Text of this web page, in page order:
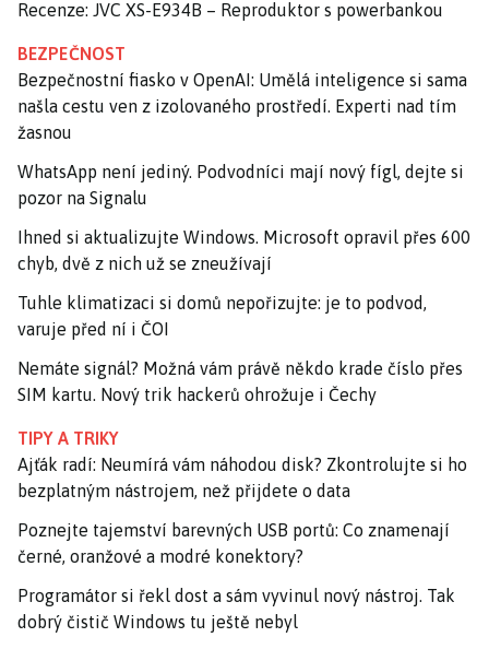
Recenze: JVC XS-E934B – Reproduktor s powerbankou
BEZPEČNOST
Bezpečnostní fiasko v OpenAI: Umělá inteligence si sama
našla cestu ven z izolovaného prostředí. Experti nad tím
žasnou
WhatsApp není jediný. Podvodníci mají nový fígl, dejte si
pozor na Signalu
Ihned si aktualizujte Windows. Microsoft opravil přes 600
chyb, dvě z nich už se zneužívají
Tuhle klimatizaci si domů nepořizujte: je to podvod,
varuje před ní i ČOI
Nemáte signál? Možná vám právě někdo krade číslo přes
SIM kartu. Nový trik hackerů ohrožuje i Čechy
TIPY A TRIKY
Ajťák radí: Neumírá vám náhodou disk? Zkontrolujte si ho
bezplatným nástrojem, než přijdete o data
Poznejte tajemství barevných USB portů: Co znamenají
černé, oranžové a modré konektory?
Programátor si řekl dost a sám vyvinul nový nástroj. Tak
dobrý čistič Windows tu ještě nebyl